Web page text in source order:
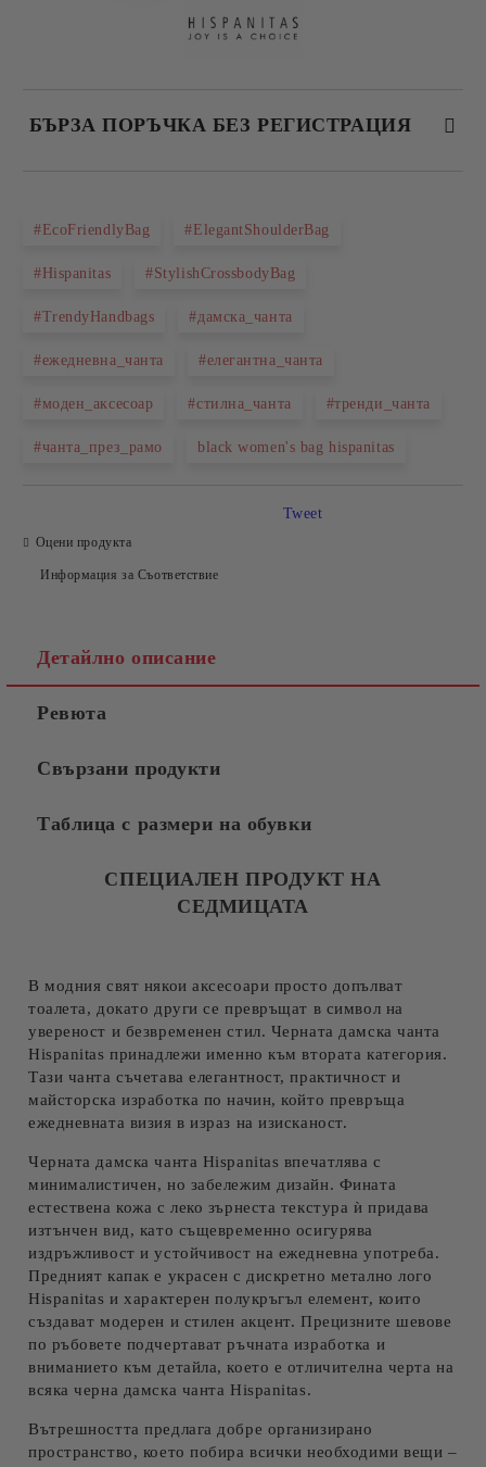
БЪРЗА ПОРЪЧКА БЕЗ РЕГИСТРАЦИЯ
Ние ще се свържем с вас в рамките на работния ден.
#EcoFriendlyBag #ElegantShoulderBag
#Hispanitas #StylishCrossbodyBag
#TrendyHandbags #дамска_чанта
#ежедневна_чанта #елегантна_чанта
#моден_аксесоар #стилна_чанта #тренди_чанта
#чанта_през_рамо black women's bag hispanitas
Оцени продукта
Информация за Съответствие
Tweet
Детайлно описание
Ревюта
Свързани продукти
Таблица с размери на обувки
СПЕЦИАЛЕН ПРОДУКТ НА
СЕДМИЦАТА
В модния свят някои аксесоари просто допълват
тоалета, докато други се превръщат в символ на
увереност и безвременен стил. Черната дамска чанта
Hispanitas принадлежи именно към втората категория.
Тази чанта съчетава елегантност, практичност и
майсторска изработка по начин, който превръща
ежедневната визия в израз на изисканост.
Черната дамска чанта Hispanitas впечатлява с
минималистичен, но забележим дизайн. Фината
естествена кожа с леко зърнеста текстура ѝ придава
изтънчен вид, като същевременно осигурява
издръжливост и устойчивост на ежедневна употреба.
Предният капак е украсен с дискретно метално лого
Hispanitas и характерен полукръгъл елемент, които
създават модерен и стилен акцент. Прецизните шевове
по ръбовете подчертават ръчната изработка и
вниманието към детайла, което е отличителна черта на
всякачерна дамска чанта Hispanitas.
Вътрешността предлага добре организирано
пространство, което побира всички необходими вещи –